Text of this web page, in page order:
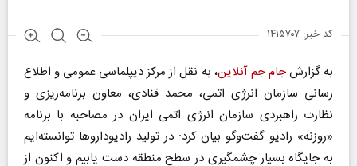
کد خبر: ۱۴۱۵۷۰۷
به گزارشجام جم آنلاین، به نقل از مرکز دیپلماسی عمومی و اطلاع
رسانی سازمان انرژی اتمی، محمد قنادی، معاون برنامه‌ریزی و
نظارت راهبردی سازمان انرژی اتمی ایران در مصاحبه با برنامه
«روزنه» رادیو گفت‌وگو بیان کرد: در تولید رادیوداروها توانسته‌ایم
به جایگاه بسیار چشمگیری در سطح منطقه دست یابیم و اکنون از